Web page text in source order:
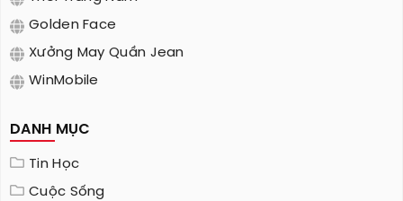
Golden Face
Xưởng May Quần Jean
WinMobile
DANH MỤC
Tin Học
Cuộc Sống